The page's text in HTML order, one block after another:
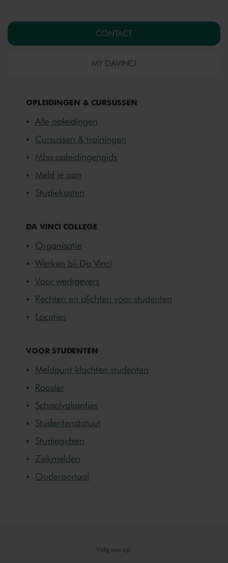
OPLEIDINGEN & CURSUSSEN
Alle opleidingen
Cursussen & trainingen
Mbo opleidingengids
Meld je aan
Studiekosten
DA VINCI COLLEGE
Organisatie
Werken bij Da Vinci
Voor werkgevers
Rechten en plichten voor studenten
Locaties
VOOR STUDENTEN
Meldpunt klachten studenten
Rooster
Schoolvakanties
Studentenstatuut
Studiegidsen
Ziekmelden
Ouderportaal
CONTACT
MY DAVINCI
Volg ons op: